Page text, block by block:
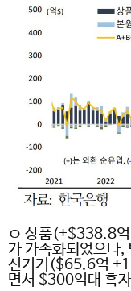
ㅇ 상품(+$338.8억
가 가속화되었으나,
신기기 ($65.6억
면서 $300억대 흑